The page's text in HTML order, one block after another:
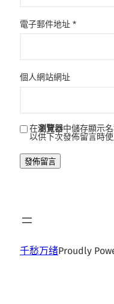
電子郵件地址 *
個人網站網址
在瀏覽器中儲存顯示
以供下次發佈留言時使
千愁万绪Proudly